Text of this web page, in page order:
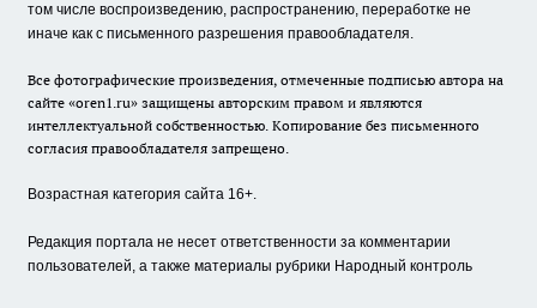
том числе воспроизведению, распространению, переработке не
иначе как с письменного разрешения правообладателя.
Все фотографические произведения, отмеченные подписью автора на
сайте «oren1.ru» защищены авторским правом и являются
интеллектуальной собственностью. Копирование без письменного
согласия правообладателя запрещено.
Возрастная категория сайта 16+.
Редакция портала не несет ответственности за комментарии
пользователей, а также материалы рубрики Народный контроль